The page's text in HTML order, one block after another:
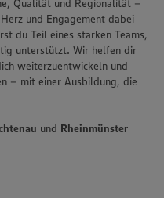
Qualität und Regionalität –
und Engagement dabei
du Teil eines starken Teams,
unterstützt. Wir helfen dir
weiterzuentwickeln und
– mit einer Ausbildung, die
und Rheinmünster